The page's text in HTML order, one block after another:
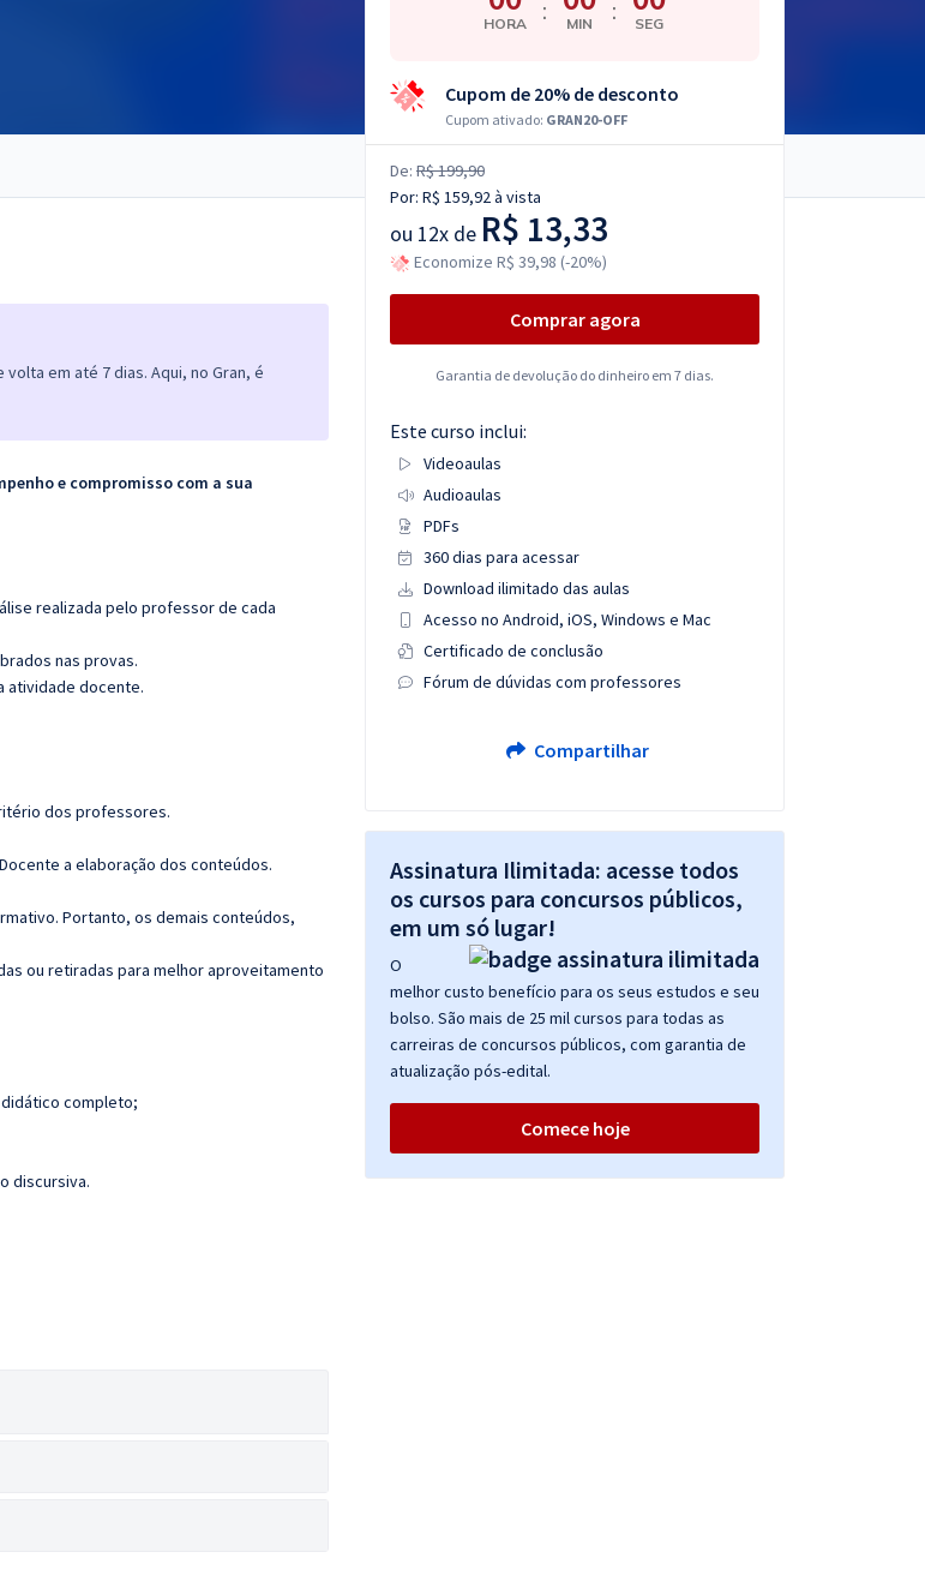
em até 7 dias. Aqui, no Gran, é
e compromisso com a sua
realizada pelo professor de cada
nas provas.
atividade docente.
dos professores.
a elaboração dos conteúdos.
Portanto, os demais conteúdos,
ou retiradas para melhor aproveitamento
completo;
discursiva.
HORA : MIN : SEG
Cupom de 20% de desconto
Cupom ativado: GRAN20-OFF
De: R$ 199,90
Por: R$ 159,92à vista
ou 12x de R$ 13,33
Economize R$ 39,98 (-20%)
Comprar agora
Garantia de devolução do dinheiro em 7 dias.
Este curso inclui:
Videoaulas
Audioaulas
PDFs
360 dias para acessar
Download ilimitado das aulas
Acesso no Android, iOS, Windows e Mac
Certificado de conclusão
Fórum de dúvidas com professores
Compartilhar
Assinatura Ilimitada: acesse todos
os cursos para concursos públicos,
em um só lugar!
O
melhor custo benefício para os seus estudos e seu
bolso. São mais de 25 mil cursos para todas as
carreiras de concursos públicos, com garantia de
atualização pós-edital.
Comece hoje